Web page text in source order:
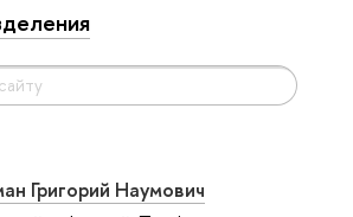
Григорий Наумович